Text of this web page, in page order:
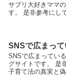
サプリ大好きママ
す。 是非参考にし
SNSで広まっ
SNSで広まってい
グサイトです。 是
子育て法の真実と偽